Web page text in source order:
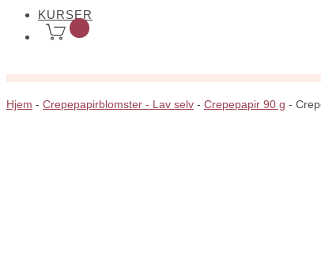
KURSER
Hjem - Crepepapirblomster - Lav selv - Crepepapir 90 g -